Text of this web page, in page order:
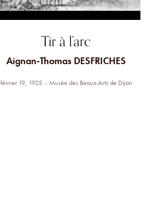
Tir à l’arc
Aignan-Thomas DESFRICHES
février 19, 1925 Musée des Beaux-Arts de Dijon